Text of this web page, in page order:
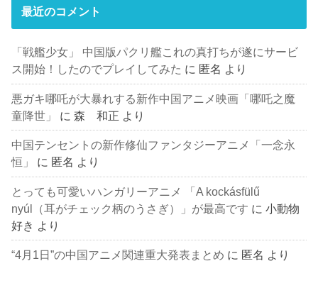
最近のコメント
「戦艦少女」 中国版パクリ艦これの真打ちが遂にサービ
ス開始！したのでプレイしてみた に 匿名 より
悪ガキ哪吒が大暴れする新作中国アニメ映画「哪吒之魔
童降世」
に森 和正 より
中国テンセントの新作修仙ファンタジーアニメ「一念永
恒」
に 匿名 より
とっても可愛いハンガリーアニメ 「A kockásfülű
nyúl（耳がチェック柄のうさぎ）」が最高です に小動物
好き より
“4月1日”の中国アニメ関連重大発表まとめ に 匿名 より